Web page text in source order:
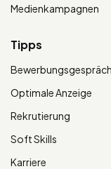
Medienkampagnen
Tipps
Bewerbungsgespräch
Optimale Anzeige
Rekrutierung
Soft Skills
Karriere